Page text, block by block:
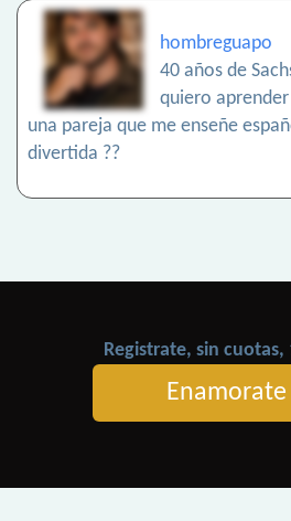
hombreguapo
40 años de
quiero
una pareja que me enseñe
divertida ??
Registrate, sin cuotas,
Enamorate